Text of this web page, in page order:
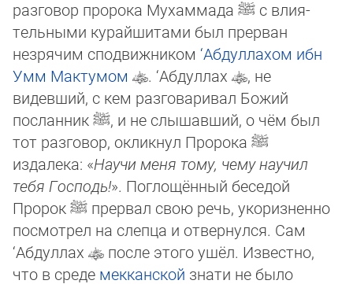
разговор пророка Мухаммада ﷺ с влия­
тель­ными курайшитами был прерван
незрячим сподвижником ‘Абдуллахом ибн
Умм Мактумом
. ‘Абдуллах
, не
видевший, с кем разговаривал Божий
посланникﷺ, и не слышавший, о чём был
тот разговор, окликнул Пророка ﷺ
издалека: «На­учи меня тому, чему научил
тебя Господь!». Поглощённый беседой
Пророкﷺ прервал свою речь, уко­риз­ненно
посмотрел на слепца и отвернулся. Сам
‘Абдуллах
после этого ушёл. Из­вест­но,
что в среде мекканской знати не было